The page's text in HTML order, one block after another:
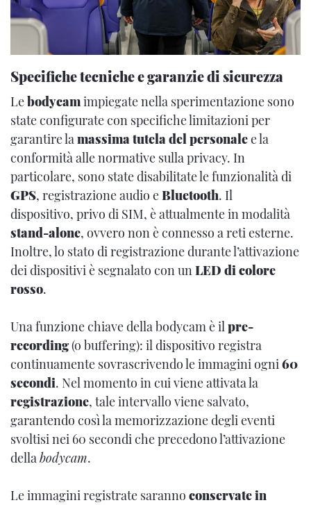
Specifiche tecniche e garanzie di sicurezza
Lebodycamimpiegate nella sperimentazione sono
state configurate con specifiche limitazioni per
garantire lamassima tutela del personalee la
conformità alle normative sulla privacy. In
particolare, sono state disabilitate le funzionalità di
GPS, registrazione audio eBluetooth. Il
dispositivo, privo di SIM, è attualmente in modalità
stand-alone, ovvero non è connesso a reti esterne.
Inoltre, lo stato di registrazione durante l’attivazione
dei dispositivi è segnalato con unLED di colore
rosso.
Una funzione chiave della bodycam è ilpre-
recording(o buffering): il dispositivo registra
continuamente sovrascrivendo le immagini ogni60
secondi. Nel momento in cui viene attivata la
registrazione, tale intervallo viene salvato,
garantendo così la memorizzazione degli eventi
svoltisi nei 60 secondi che precedono l’attivazione
dellabodycam.
Le immagini registrate saranno conservate in